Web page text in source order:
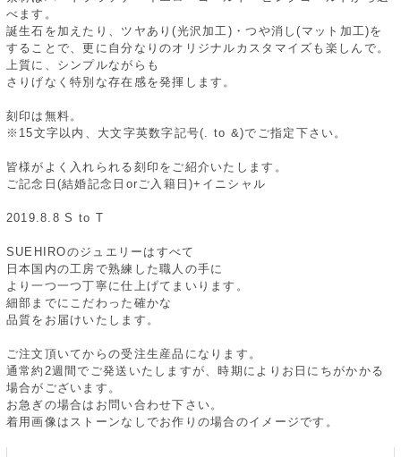
べます。
誕生石を加えたり、ツヤあり(光沢加工)・つや消し(マット加工)を
することで、更に自分なりのオリジナルカスタマイズも楽しんで。
上質に、シンプルながらも
さりげなく特別な存在感を発揮します。
刻印は無料。
※15文字以内、大文字英数字記号(. to &)でご指定下さい。
皆様がよく入れられる刻印をご紹介いたします。
ご記念日(結婚記念日orご入籍日)+イニシャル
2019.8.8 S to T
SUEHIROのジュエリーはすべて
日本国内の工房で熟練した職人の手に
より一つ一つ丁寧に仕上げてまいります。
細部までにこだわった確かな
品質をお届けいたします。
ご注文頂いてからの受注生産品になります。
通常約2週間でご発送いたしますが、時期によりお日にちがかかる
場合がございます。
お急ぎの場合はお問い合わせ下さい。
着用画像はストーンなしでお作りの場合のイメージです。